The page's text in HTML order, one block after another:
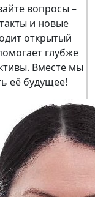
вопросы –
и новые
открытый
глубже
Вместе мы
её будущее!